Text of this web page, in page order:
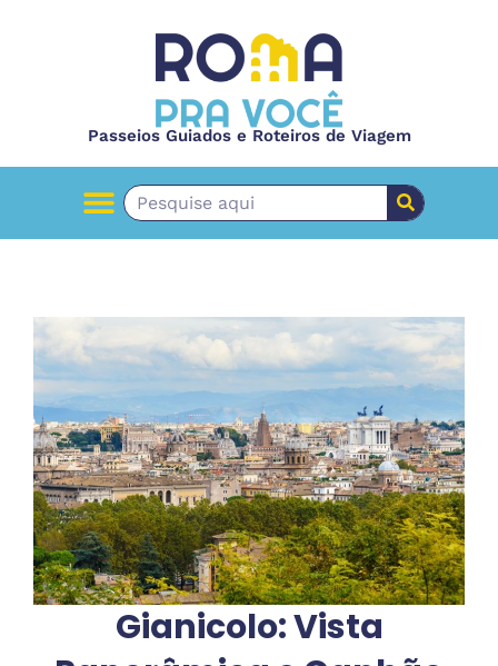
Passeios Guiados e Roteiros de Viagem
Gianicolo: Vista